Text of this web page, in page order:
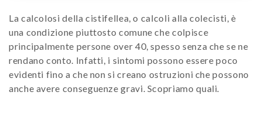
La calcolosi della cistifellea, o calcoli alla colecisti, è
una condizione piuttosto comune che colpisce
principalmente persone over 40, spesso senza che se ne
rendano conto. Infatti, i sintomi possono essere poco
evidenti fino a che non si creano ostruzioni che possono
anche avere conseguenze gravi. Scopriamo quali.